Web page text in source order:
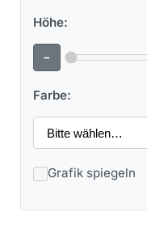
Höhe:
-
Farbe:
Grafik spiegeln